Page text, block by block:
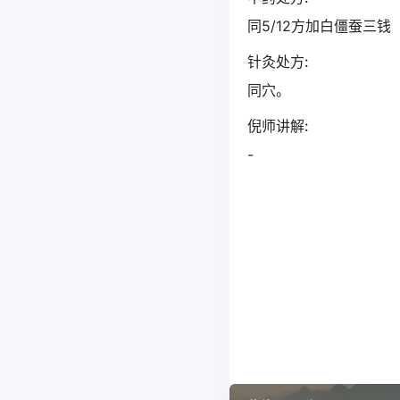
同5/12方加白僵蚕三钱
针灸处方:
同穴。
倪师讲解:
-